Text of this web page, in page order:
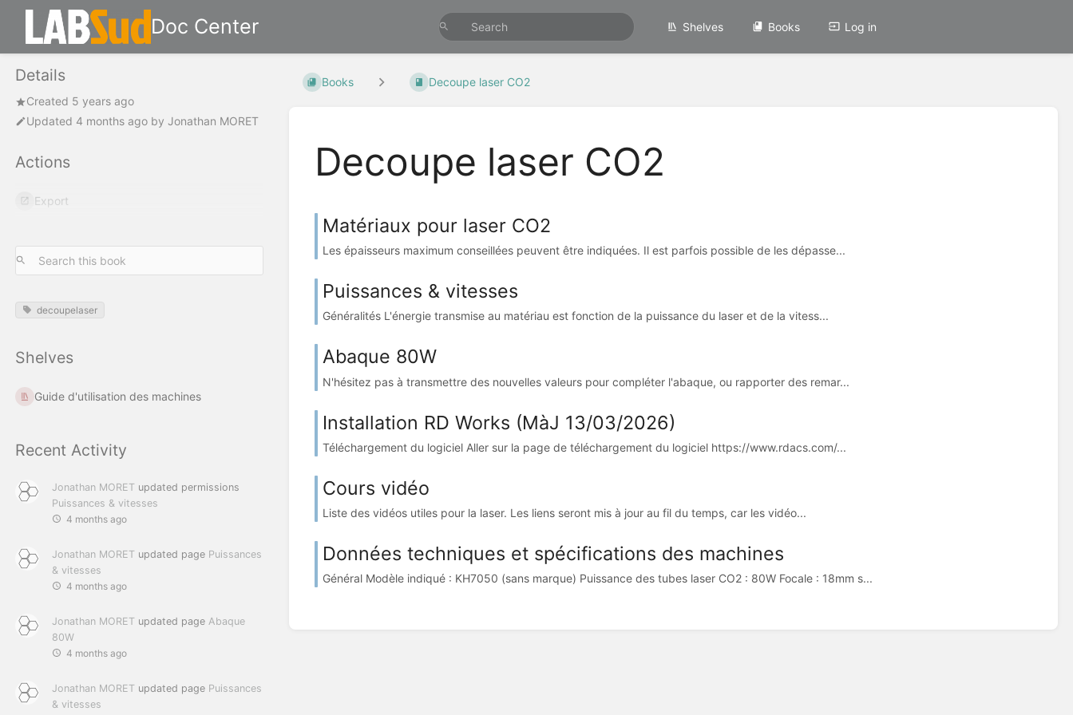
Doc Center Shelves Books Log in
Details
Created 5 years ago
Updated 4 months ago by Jonathan MORET
Actions
Export
decoupelaser
Shelves
Guide d'utilisation des machines
Recent Activity
Jonathan MORET updated permissions
Puissances & vitesses
4 months ago
Jonathan MORET updated page Puissances
& vitesses
4 months ago
Jonathan MORET updated page Abaque
80W
4 months ago
Jonathan MORET updated page Puissances
& vitesses
Books Decoupe laser CO2
Decoupe laser CO2
Matériaux pour laser CO2
Les épaisseurs maximum conseillées peuvent être indiquées. Il est parfois possible de les dépasse...
Puissances & vitesses
Généralités L'énergie transmise au matériau est fonction de la puissance du laser et de la vitess...
Abaque 80W
N'hésitez pas à transmettre des nouvelles valeurs pour compléter l'abaque, ou rapporter des remar...
Installation RD Works (MàJ 13/03/2026)
Téléchargement du logiciel Aller sur la page de téléchargement du logiciel https://www.rdacs.com/...
Cours vidéo
Liste des vidéos utiles pour la laser. Les liens seront mis à jour au fil du temps, car les vidéo...
Données techniques et spécifications des machines
Général Modèle indiqué : KH7050 (sans marque) Puissance des tubes laser CO2 : 80W Focale : 18mm s...